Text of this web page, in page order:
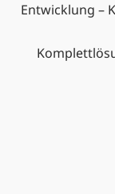
Entwicklung –